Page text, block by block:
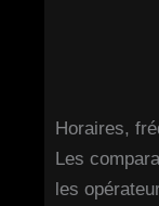
Horaires,
Les
les